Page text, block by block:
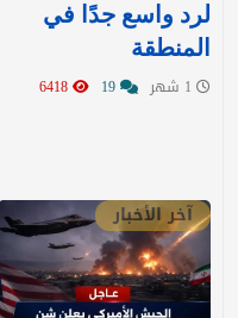
لرد واسع جدًا في
المنطقة
آخر الأخبار